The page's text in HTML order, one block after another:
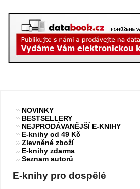
NOVINKY
BESTSELLERY
NEJPRODÁVANĚJŠÍ E-KNIHY
E-knihy od 49 Kč
Zlevněné zboží
E-knihy zdarma
Seznam autorů
E-knihy pro dospělé